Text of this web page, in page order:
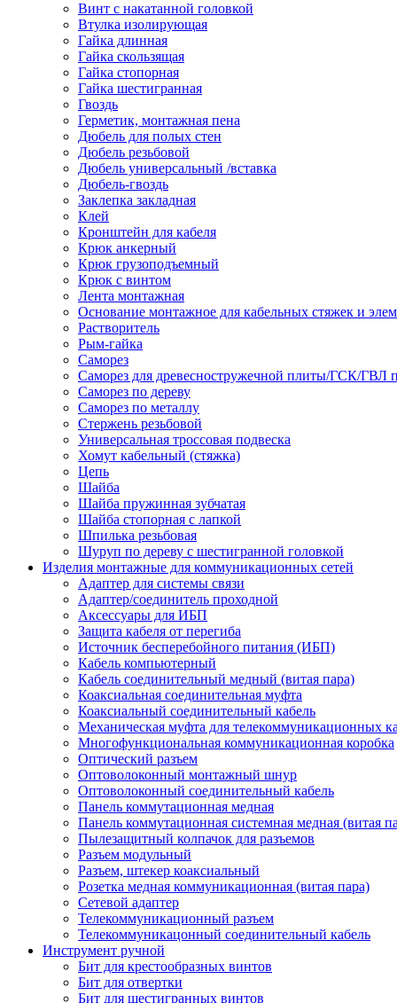
Винт с накатанной головкой
Втулка изолирующая
Гайка длинная
Гайка скользящая
Гайка стопорная
Гайка шестигранная
Гвоздь
Герметик, монтажная пена
Дюбель для полых стен
Дюбель резьбовой
Дюбель универсальный /вставка
Дюбель-гвоздь
Заклепка закладная
Клей
Кронштейн для кабеля
Крюк анкерный
Крюк грузоподъемный
Крюк с винтом
Лента монтажная
Основание монтажное для кабельных стяжек и
Растворитель
Рым-гайка
Саморез
Саморез для древесностружечной плиты/ГСК/ГВЛ
Саморез по дереву
Саморез по металлу
Стержень резьбовой
Универсальная троссовая подвеска
Хомут кабельный (стяжка)
Цепь
Шайба
Шайба пружинная зубчатая
Шайба стопорная с лапкой
Шпилька резьбовая
Шуруп по дереву с шестигранной головкой
Изделия монтажные для коммуникационных сетей
Адаптер для системы связи
Адаптер/соединитель проходной
Аксессуары для ИБП
Защита кабеля от перегиба
Источник бесперебойного питания (ИБП)
Кабель компьютерный
Кабель соединительный медный (витая пара)
Коаксиальная соединительная муфта
Коаксиальный соединительный кабель
Механическая муфта для телекоммуникационных
Многофункциональная коммуникационная коробка
Оптический разъем
Оптоволоконный монтажный шнур
Оптоволоконный соединительный кабель
Панель коммутационная медная
Панель коммутационная системная медная (витая
Пылезащитный колпачок для разъемов
Разъем модульный
Разъем, штекер коаксиальный
Розетка медная коммуникационная (витая пара)
Сетевой адаптер
Телекоммуникационный разъем
Телекоммуникацонный соединительный кабель
Инструмент ручной
Бит для крестообразных винтов
Бит для отвертки
Бит для шестигранных винтов